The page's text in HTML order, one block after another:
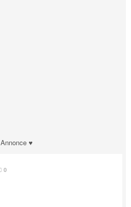
Annonce ♥
0